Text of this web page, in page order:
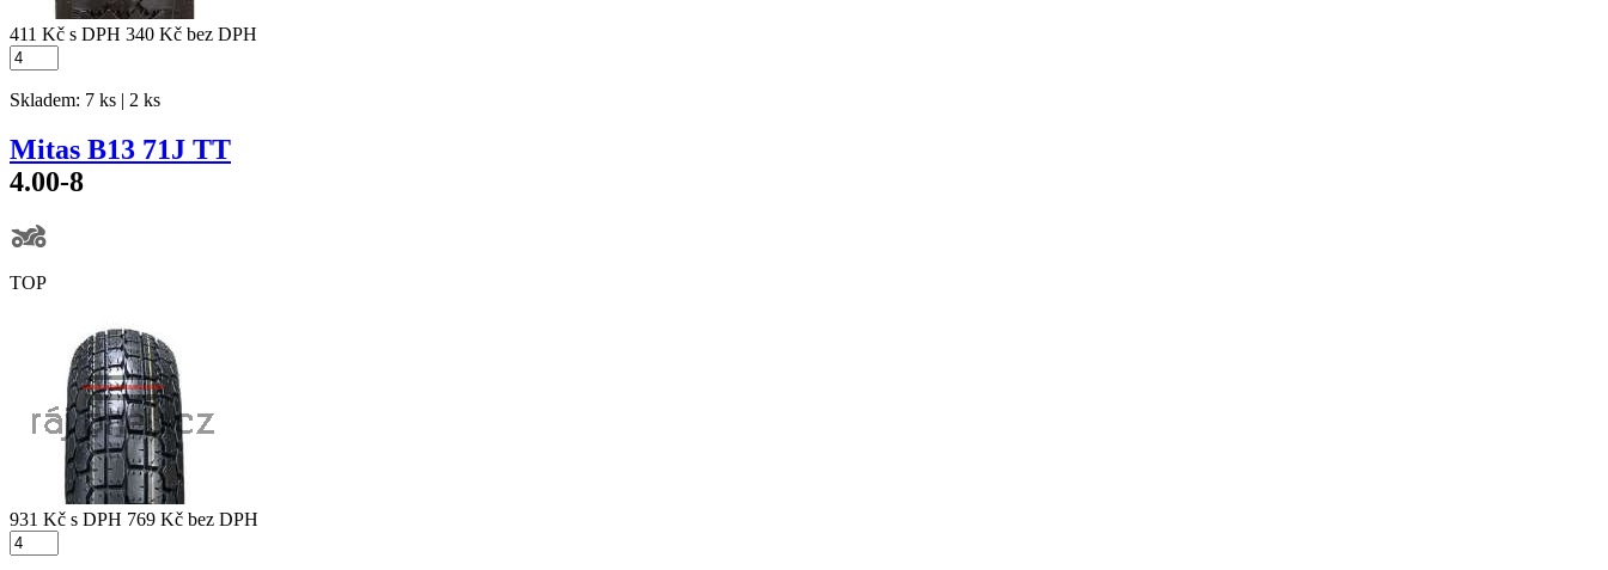
411 Kč s DPH 340 Kč bez DPH
Skladem: 7 ks | 2 ks
Mitas B13 71J TT
4.00-8
TOP
931 Kč s DPH 769 Kč bez DPH